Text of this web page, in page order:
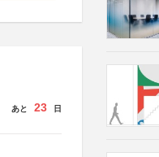
あと 23 日